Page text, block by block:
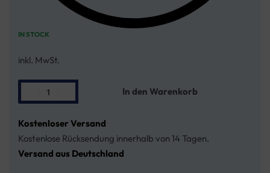
IN STOCK
inkl. MwSt.
In den Warenkorb
Kostenloser Versand
Kostenlose Rücksendung innerhalb von 14 Tagen.
Versand aus Deutschland